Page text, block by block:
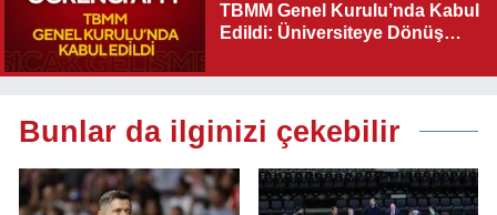
TBMM Genel Kurulu’nda Kabul
Edildi: Üniversiteye Dönüş
Bunlar da ilginizi çekebilir